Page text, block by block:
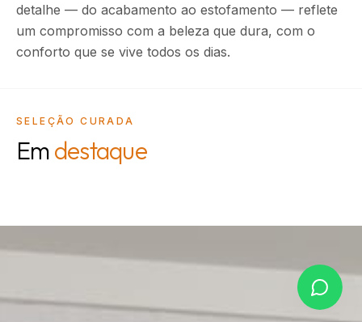
detalhe — do acabamento ao estofamento — reflete
um compromisso com a beleza que dura, com o
conforto que se vive todos os dias.
SELEÇÃO CURADA
Emdestaque